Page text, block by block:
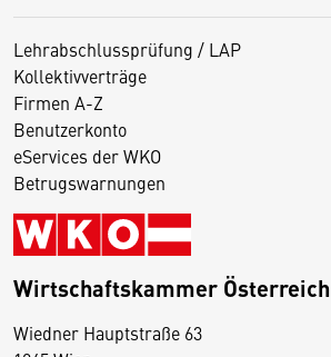
Lehrabschlussprüfung / LAP
Kollektivverträge
Firmen A-Z
Benutzerkonto
eServices der WKO
Betrugswarnungen
Wirtschaftskammer Österreich
Wiedner Hauptstraße 63
D